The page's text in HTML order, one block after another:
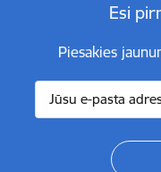
Esi
Piesakies